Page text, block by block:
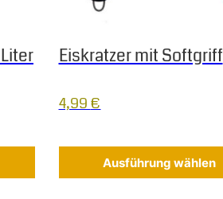
Eiskratzer mit Softgriff
4,99€
Ausführung wählen